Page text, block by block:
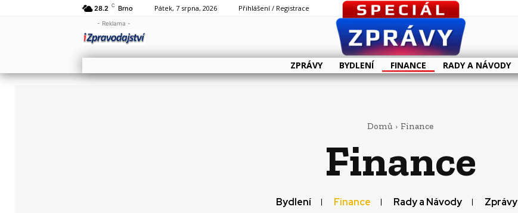
28.2 C Brno Pátek, 7 srpna, 2026 Přihlášení / Registrace
- Reklama -
ZPRÁVY BYDLENÍ FINANCE RADY A NÁVODY
Domů Finance
Finance
Bydlení Finance Rady a Návody Zprávy